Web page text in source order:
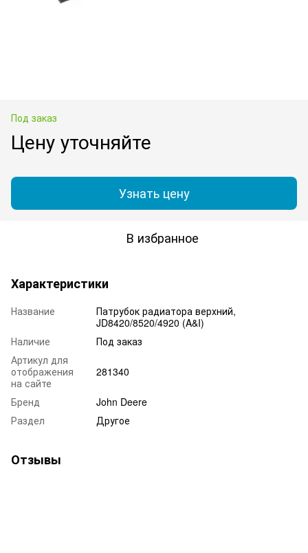
Под заказ
Цену уточняйте
Узнать цену
В избранное
Характеристики
Название
Патрубок радиатора верхний,
JD8420/8520/4920 (A&I)
Наличие
Под заказ
Артикул для
отображения
на сайте
281340
Бренд
John Deere
Раздел
Другое
Отзывы